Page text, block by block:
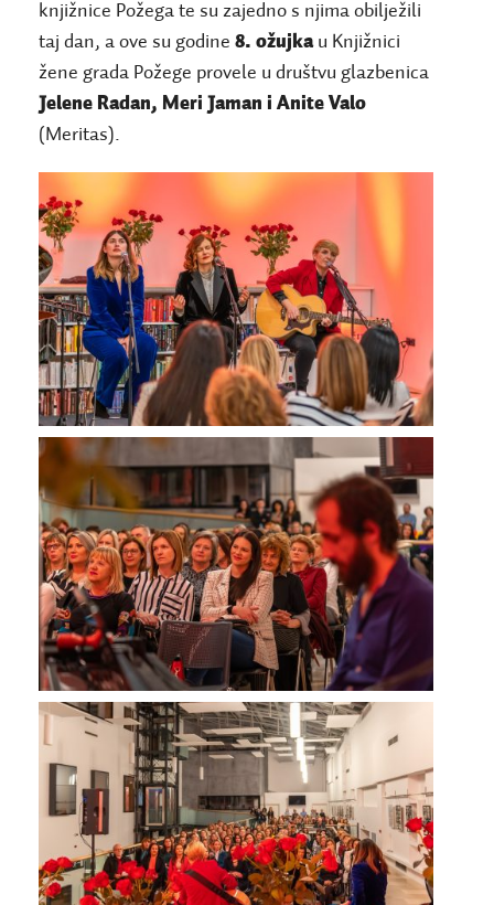
knjižnice Požega te su zajedno s njima obilježili
taj dan, a ove su godine8. ožujkau Knjižnici
žene grada Požege provele u društvu glazbenica
Jelene Radan, Meri Jaman i Anite Valo
(Meritas).